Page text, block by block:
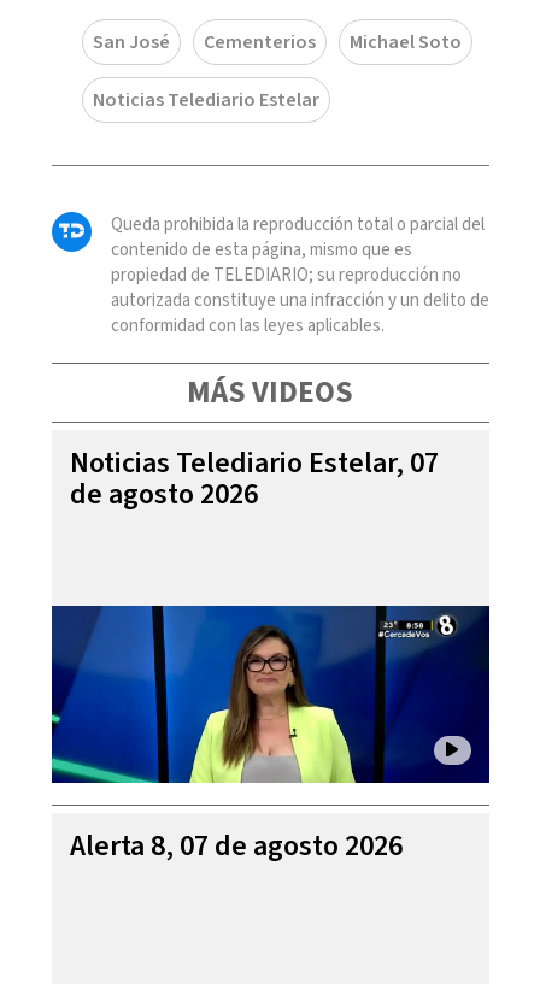
San José Cementerios Michael Soto
Noticias Telediario Estelar
Queda prohibida la reproducción total o parcial del
contenido de esta página, mismo que es
propiedad de TELEDIARIO; su reproducción no
autorizada constituye una infracción y un delito de
conformidad con las leyes aplicables.
MÁS VIDEOS
Noticias Telediario Estelar, 07
de agosto 2026
Alerta 8, 07 de agosto 2026